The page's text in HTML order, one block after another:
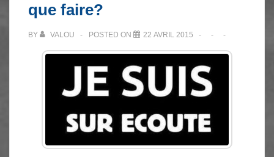
que faire?
BY VALOU POSTED ON 22 AVRIL 2015